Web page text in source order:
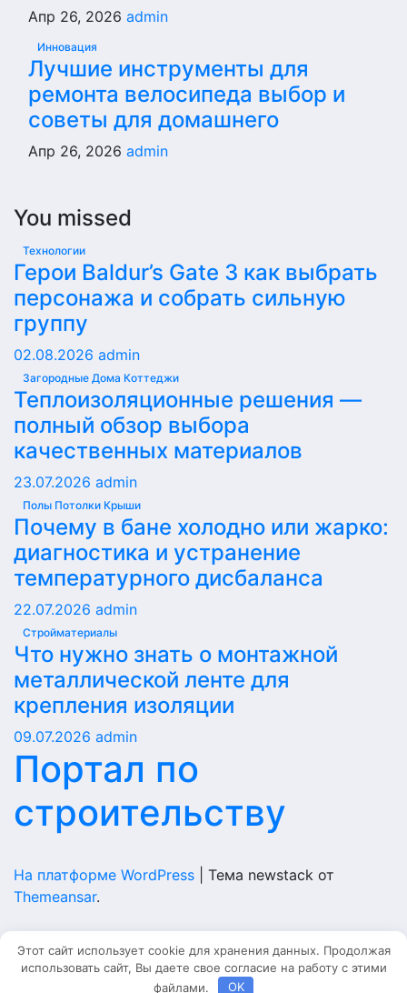
Апр 26, 2026 admin
Инновация
Лучшие инструменты для
ремонта велосипеда выбор и
советы для домашнего
Апр 26, 2026 admin
You missed
Технологии
Герои Baldur’s Gate 3 как выбрать
персонажа и собрать сильную
группу
02.08.2026 admin
Загородные Дома Коттеджи
Теплоизоляционные решения —
полный обзор выбора
качественных материалов
23.07.2026 admin
Полы Потолки Крыши
Почему в бане холодно или жарко:
диагностика и устранение
температурного дисбаланса
22.07.2026 admin
Стройматериалы
Что нужно знать о монтажной
металлической ленте для
крепления изоляции
09.07.2026 admin
Портал по
строительству
На платформе WordPress
Тема newstack от
Themeansar.
Главная
Этот сайт использует cookie для хранения данных. Продолжая
использовать сайт, Вы даете свое согласие на работу с этими
файлами.
OK